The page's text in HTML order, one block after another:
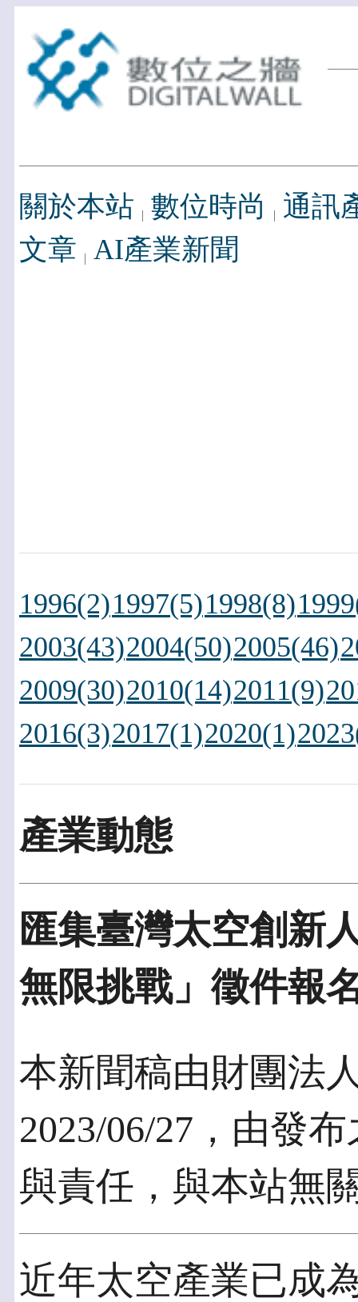
關於本站 數位時尚
通訊
文章 AI產業新聞
1996(2)1997(5)1998(8)
2003(43)2004(50)2005(46)
2009(30)2010(14)2011(9)
2016(3)2017(1)2020(1)
產業動態
匯集臺灣太空創新
無限挑戰」徵件報
本新聞稿由財團法
2023/06/27，由發
與責任，與本站無
近年太空產業已成